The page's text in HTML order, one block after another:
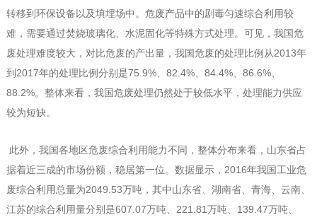
转移到环保设备以及填埋场中。危废产品中的剧毒匀速综合利用较
难，需要通过焚烧玻璃化、水泥固化等特殊方式处理。可见，我国危
废处理难度较大，对比危废的产出量，我国危废的处理比例从2013年
到2017年的处理比例分别是75.9%、82.4%、84.4%、86.6%、
88.2%。整体来看，我国危废处理仍然处于较低水平，处理能力供应
较为短缺。
此外，我国各地区危废综合利用能力不同，整体分布来看，山东省占
据着近三成的市场份额，稳居第一位。数据显示，2016年我国工业危
废综合利用总量为2049.53万吨，其中山东省、湖南省、青海、云南、
江苏的综合利用量分别是607.07万吨、221.81万吨、139.47万吨、